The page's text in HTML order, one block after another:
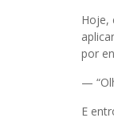
Hoje,
por
—
E